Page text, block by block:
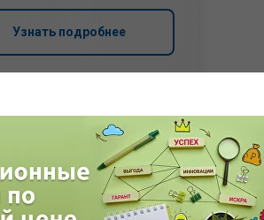
Узнать подробнее